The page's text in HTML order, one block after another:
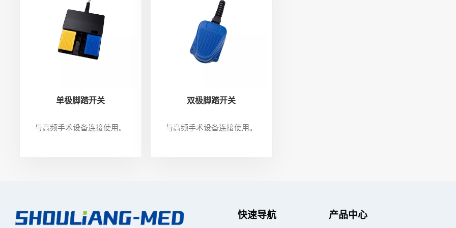
单极脚踏开关
与高频手术设备连接使用。
双极脚踏开关
与高频手术设备连接使用。
快速导航 产品中心